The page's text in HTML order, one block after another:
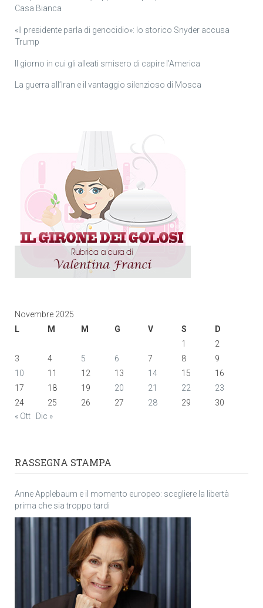
Casa Bianca
«Il presidente parla di genocidio»: lo storico Snyder accusa
Trump
Il giorno in cui gli alleati smisero di capire l’America
La guerra all’Iran e il vantaggio silenzioso di Mosca
Novembre 2025
L
M M G V S
D
1
2
3
4 5 6 7 8
9
10
11 12 13 14 15
16
17
18 19 20 21 22
23
24
25 26 27 28 29
30
« Ott
Dic »
RASSEGNA STAMPA
Anne Applebaum e il momento europeo: scegliere la libertà
prima che sia troppo tardi